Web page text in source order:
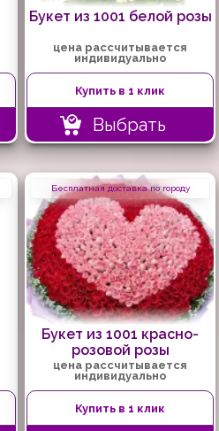
Букет из 1001 белой розы
цена рассчитывается
индивидуально
Купить в 1 клик
Выбрать
Бесплатная доставка по городу
Букет из 1001 красно-
розовой розы
цена рассчитывается
индивидуально
Купить в 1 клик